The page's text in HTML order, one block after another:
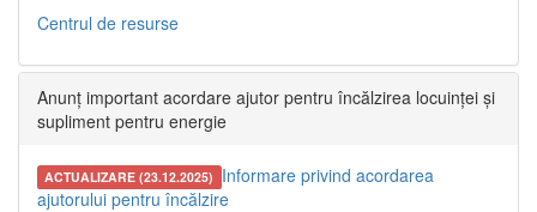
Centrul de resurse
Anunț important acordare ajutor pentru încălzirea locuinței și
supliment pentru energie
ACTUALIZARE (23.12.2025) Informare privind acordarea
ajutorului pentru încălzire